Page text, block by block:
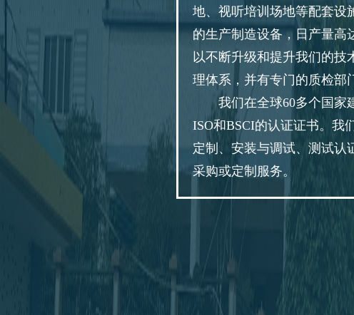
地、视听培训场地等配套设
的生产制造设备，日产量高
以不断升级和提升我们的
理体系，并有专门的质检部
我们在全球60多个国家
ISO和BSCI的认证证书。我
定制、安装与调试、测试认
采购或定制服务。